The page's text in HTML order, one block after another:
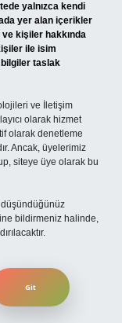
yalnızca kendi
yer alan içerikler
kişiler hakkında
ile isim
taslak
ve İletişim
olarak hizmet
olarak denetleme
Ancak, üyelerimiz
siteye üye olarak bu
düşündüğünüz
bildirmeniz halinde,